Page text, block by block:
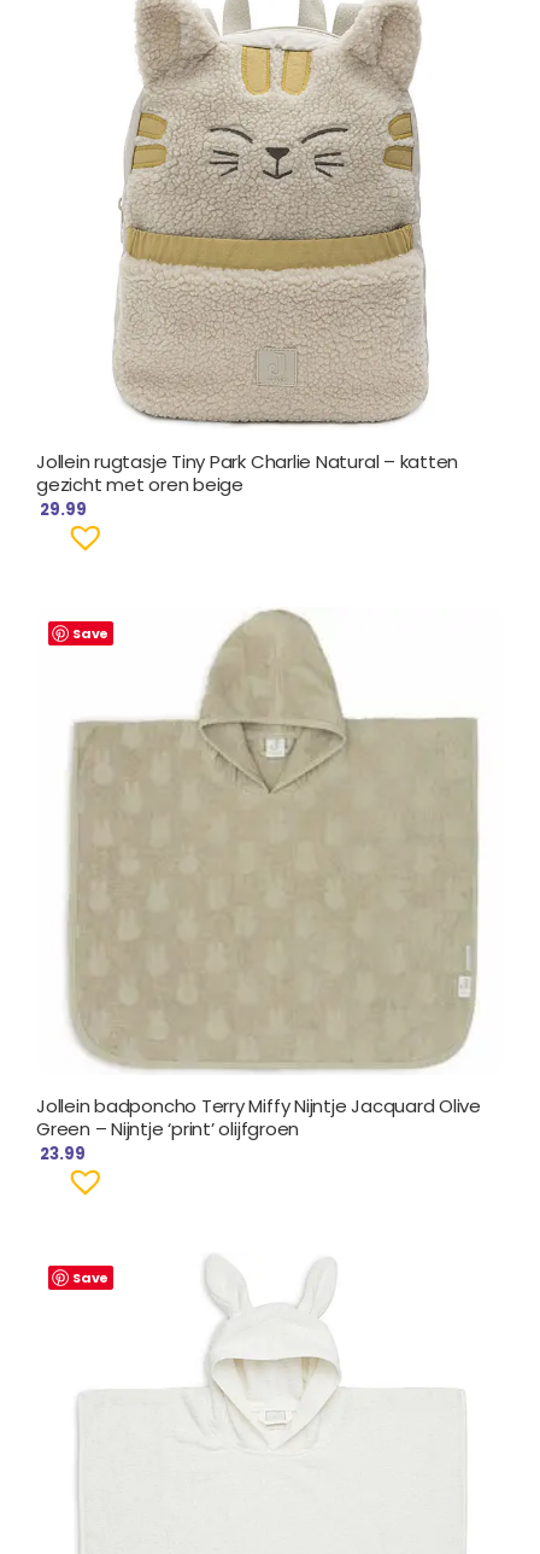
Jollein rugtasje Tiny Park Charlie Natural – katten
gezicht met oren beige
29.99
Save
Jollein badponcho Terry Miffy Nijntje Jacquard Olive
Green – Nijntje ‘print’ olijfgroen
23.99
Save